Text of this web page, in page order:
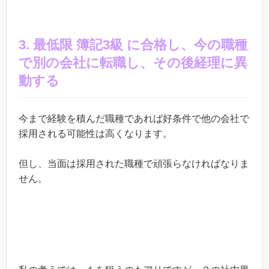
3. 最低限 簿記3級 に合格し、今の職種
で別の会社に転職し、その後経理に異
動する
今まで経験を積んだ職種であれば好条件で他の会社で
採用される可能性は高くなります。
但し、当面は採用された職種で頑張らなければなりま
せん。